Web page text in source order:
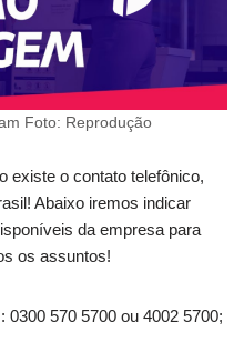
Foto: Reprodução
existe o contato telefônico,
Abaixo iremos indicar
da empresa para
os assuntos!
570 5700 ou 4002 5700;